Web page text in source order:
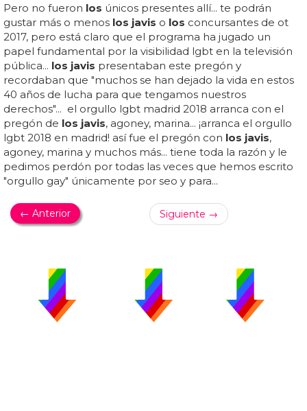
Pero no fueron los únicos presentes allí... te podrán
gustar más o menos los javis o los concursantes de ot
2017, pero está claro que el programa ha jugado un
papel fundamental por la visibilidad lgbt en la televisión
pública... los javis presentaban este pregón y
recordaban que "muchos se han dejado la vida en estos
40 años de lucha para que tengamos nuestros
derechos"... el orgullo lgbt madrid 2018 arranca con el
pregón de los javis, agoney, marina... ¡arranca el orgullo
lgbt 2018 en madrid! así fue el pregón con los javis,
agoney, marina y muchos más... tiene toda la razón y le
pedimos perdón por todas las veces que hemos escrito
"orgullo gay" únicamente por seo y para...
← Anterior Siguiente →